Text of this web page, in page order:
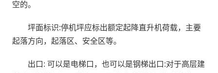
空的。
坪面标识:停机坪应标出额定起降直升机荷载，主要
起落方向，起落区、安全区等。
出口: 可以是电梯口，也可以是钢梯出口:对于高层建